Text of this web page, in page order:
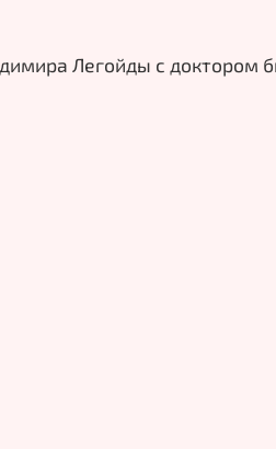
Легойды с доктором